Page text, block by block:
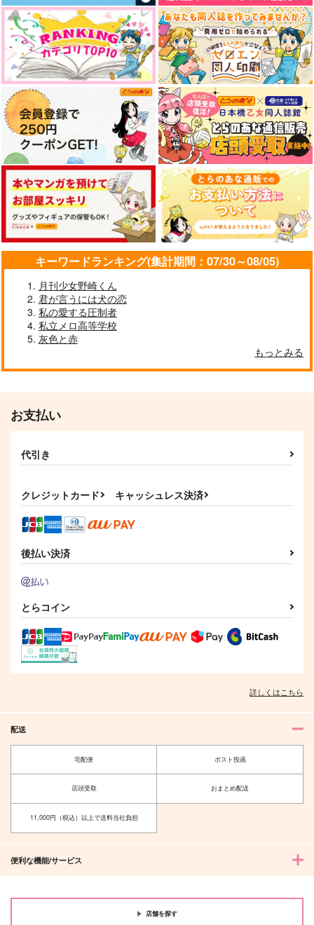
キーワードランキング(集計期間：07/30～08/05)
月刊少女野崎くん
君が言うには犬の恋
私の愛する圧制者
私立メロ高等学校
灰色と赤
もっとみる
お支払い
代引き
クレジットカード キャッシュレス決済
後払い決済
とらコイン
詳しくはこちら
配送
宅配便 ポスト投函
店頭受取 おまとめ配送
11,000円（税込）以上で送料当社負担
便利な機能/サービス
店舗を探す